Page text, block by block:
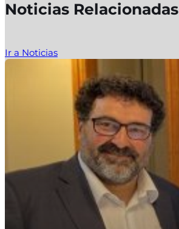
Noticias Relacionadas
Ir a Noticias